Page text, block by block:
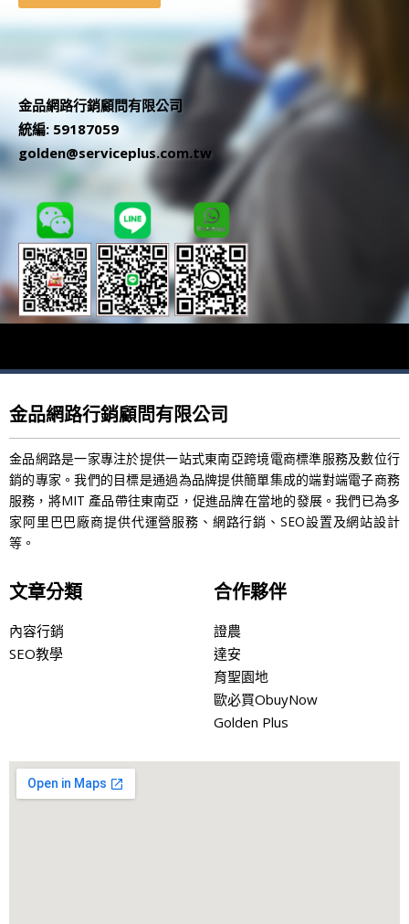
金品網路行銷顧問有限公司
統編: 59187059
golden@serviceplus.com.tw
金品網路行銷顧問有限公司
金品網路是一家專注於提供一站式東南亞跨境電商標準服務及數位行
銷的專家。我們的目標是通過為品牌提供簡單集成的端對端電子商務
服務，將MIT 產品帶往東南亞，促進品牌在當地的發展。我們已為多
家阿里巴巴廠商提供代運營服務、網路行銷、SEO設置及網站設計
等。
文章分類
內容行銷
SEO教學
合作夥伴
證農
達安
育聖園地
歐必買ObuyNow
Golden Plus